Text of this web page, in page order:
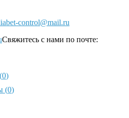
control@mail.ru
Свяжитесь с нами по почте:
(0)
(0)